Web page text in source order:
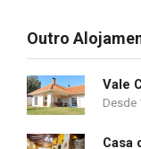
Outro
Vale
Casa